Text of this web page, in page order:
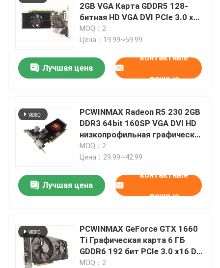
2GB VGA Карта GDDR5 128-
битная HD VGA DVI PCIe 3.0 x
16 Графическая карта для
настольных компьютеров
MOQ：2
Цена：19.99~59.99
Лучшая цена
контактные
данные
PCWINMAX Radeon R5 230 2GB
DDR3 64bit 160SP VGA DVI HD
низкопрофильная графическая
карта Для ПК
MOQ：2
Цена：29.99~42.99
Лучшая цена
контактные
данные
PCWINMAX GeForce GTX 1660
Ti Графическая карта 6 ГБ
GDDR6 192 бит PCIe 3.0 x16 DP
HD DVI Порт 1500 МГц PC VGA
MOQ：2